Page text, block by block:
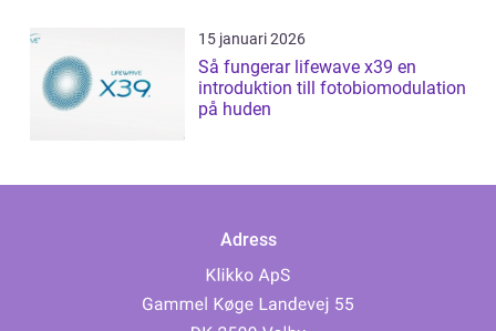
15 januari 2026
Så fungerar lifewave x39 en
introduktion till fotobiomodulation
på huden
Adress